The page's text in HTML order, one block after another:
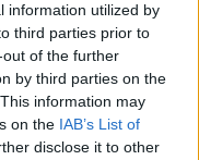
information utilized by
third parties prior to
of the further
by third parties on the
information may
on the IAB’s List of
disclose it to other